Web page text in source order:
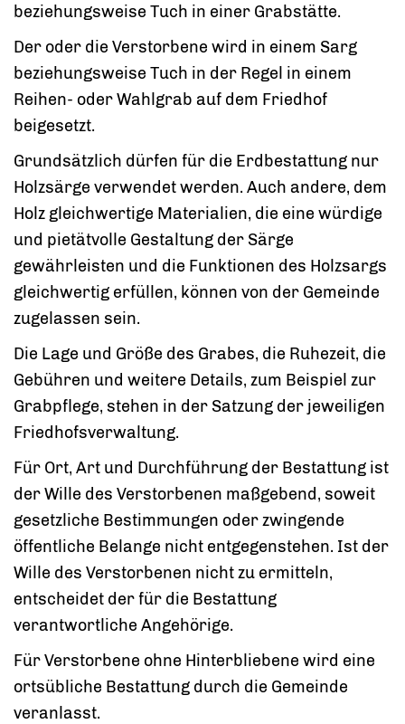
beziehungsweise Tuch in einer Grabstätte.
Der oder die Verstorbene wird in einem Sarg
beziehungsweise Tuch in der Regel in einem
Reihen- oder Wahlgrab auf dem Friedhof
beigesetzt.
Grundsätzlich dürfen für die Erdbestattung nur
Holzsärge verwendet werden. Auch andere, dem
Holz gleichwertige Materialien, die eine würdige
und pietätvolle Gestaltung der Särge
gewährleisten und die Funktionen des Holzsargs
gleichwertig erfüllen, können von der Gemeinde
zugelassen sein.
Die Lage und Größe des Grabes, die Ruhezeit, die
Gebühren und weitere Details, zum Beispiel zur
Grabpflege, stehen in der Satzung der jeweiligen
Friedhofsverwaltung.
Für Ort, Art und Durchführung der Bestattung ist
der Wille des Verstorbenen maßgebend, soweit
gesetzliche Bestimmungen oder zwingende
öffentliche Belange nicht entgegenstehen. Ist der
Wille des Verstorbenen nicht zu ermitteln,
entscheidet der für die Bestattung
verantwortliche Angehörige.
Für Verstorbene ohne Hinterbliebene wird eine
ortsübliche Bestattung durch die Gemeinde
veranlasst.